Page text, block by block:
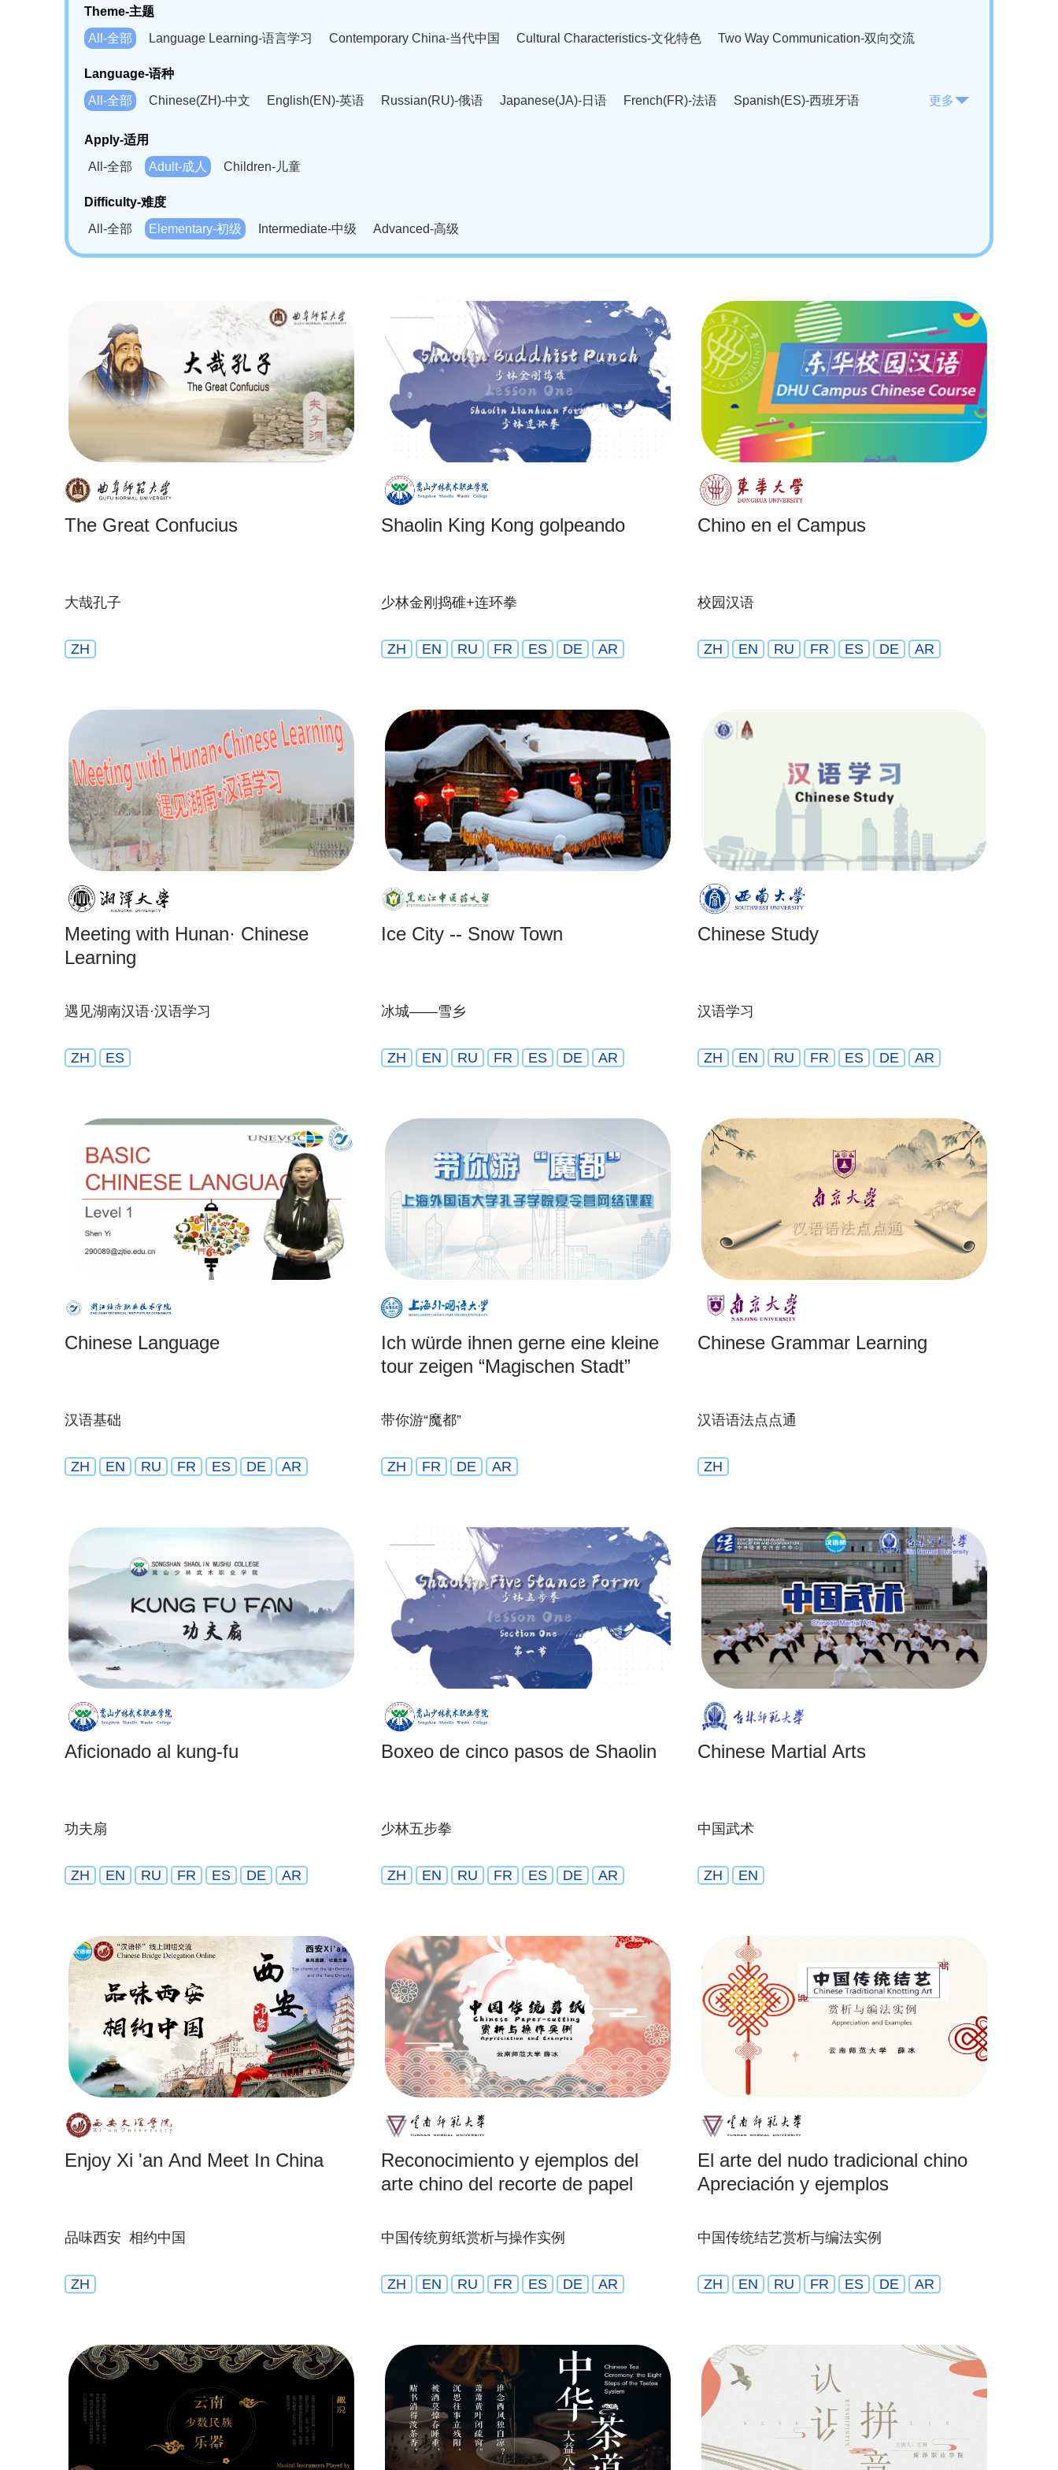
Theme-主题
All-全部
Language Learning-语言学习 Contemporary China-当代中国 Cultural Characteristics-文化特色 Two Way Communication-双向交流
Language-语种
All-全部
Chinese(ZH)-中文 English(EN)-英语 Russian(RU)-俄语 Japanese(JA)-日语 French(FR)-法语
Spanish(ES)-西班牙语
Bahasa Melayu(MS)-马来语
Swahili(SW)-斯瓦西里语
Kampuchea(KH)-柬埔寨语
更多
Apply-适用
All-全部
Adult-成人 Children-儿童
Difficulty-难度
All-全部
Elementary-初级 Intermediate-中级 Advanced-高级
The Great Confucius
大哉孔子
ZH
Shaolin King Kong golpeando
少林金刚捣碓+连环拳
ZH EN RU FR ES DE AR
Chino en el Campus
校园汉语
ZH EN RU FR ES DE AR
Meeting with Hunan· Chinese
Learning
遇见湖南汉语·汉语学习
ZH ES
Ice City -- Snow Town
冰城——雪乡
ZH EN RU FR ES DE AR
Chinese Study
汉语学习
ZH EN RU FR ES DE AR
Chinese Language
汉语基础
ZH EN RU FR ES DE AR
Ich würde ihnen gerne eine kleine
tour zeigen “Magischen Stadt”
带你游“魔都”
ZH FR DE AR
Chinese Grammar Learning
汉语语法点点通
ZH
Aficionado al kung-fu
功夫扇
ZH EN RU FR ES DE AR
Boxeo de cinco pasos de Shaolin
少林五步拳
ZH EN RU FR ES DE AR
Chinese Martial Arts
中国武术
ZH EN
Enjoy Xi 'an And Meet In China
品味西安 相约中国
ZH
Reconocimiento y ejemplos del
arte chino del recorte de papel
中国传统剪纸赏析与操作实例
ZH EN RU FR ES DE AR
El arte del nudo tradicional chino
Apreciación y ejemplos
中国传统结艺赏析与编法实例
ZH EN RU FR ES DE AR